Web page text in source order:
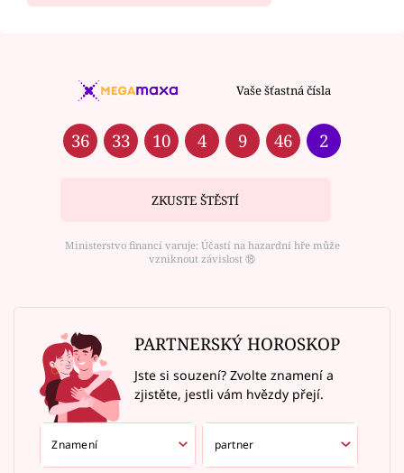
Vaše šťastná čísla
36 33 10 4 9 46 2
ZKUSTE ŠTĚSTÍ
Ministerstvo financí varuje: Účastí na hazardní hře může
vzniknout závislost ⑱
PARTNERSKÝ HOROSKOP
Jste si souzení? Zvolte znamení a
zjistěte, jestli vám hvězdy přejí.